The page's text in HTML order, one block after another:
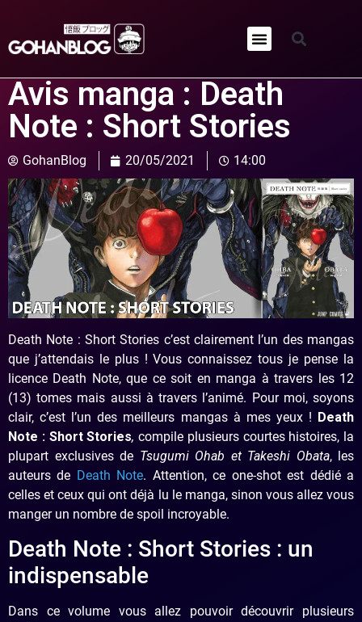
Avis manga : Death
Note : Short Stories
GohanBlog 20/05/2021 14:00
Death Note : Short Stories c’est clairement l’un des mangas
que j’attendais le plus ! Vous connaissez tous je pense la
licence Death Note, que ce soit en manga à travers les 12
(13) tomes mais aussi à travers l’animé. Pour moi, soyons
clair, c’est l’un des meilleurs mangas à mes yeux ! Death
Note : Short Stories, compile plusieurs courtes histoires, la
plupart exclusives de Tsugumi Ohab et Takeshi Obata, les
auteurs de Death Note. Attention, ce one-shot est dédié a
celles et ceux qui ont déjà lu le manga, sinon vous allez vous
manger un nombre de spoil incroyable.
Death Note : Short Stories : un
indispensable
Dans ce volume vous allez pouvoir découvrir plusieurs